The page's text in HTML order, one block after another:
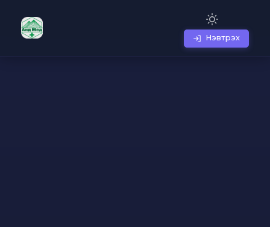
Нэвтрэх